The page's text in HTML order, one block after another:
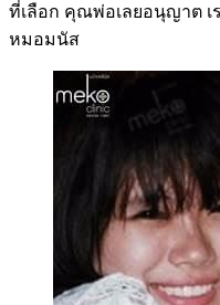
ที่เลือก คุณพ่อเลยอนุญาต
หมอมนัส